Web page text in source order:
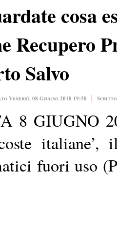
cosa
Recupero
Salvo
Venerdì, 08 Giugno 2018 19:58 Scritto
8 GIUGNO
italiane’,
fuori uso